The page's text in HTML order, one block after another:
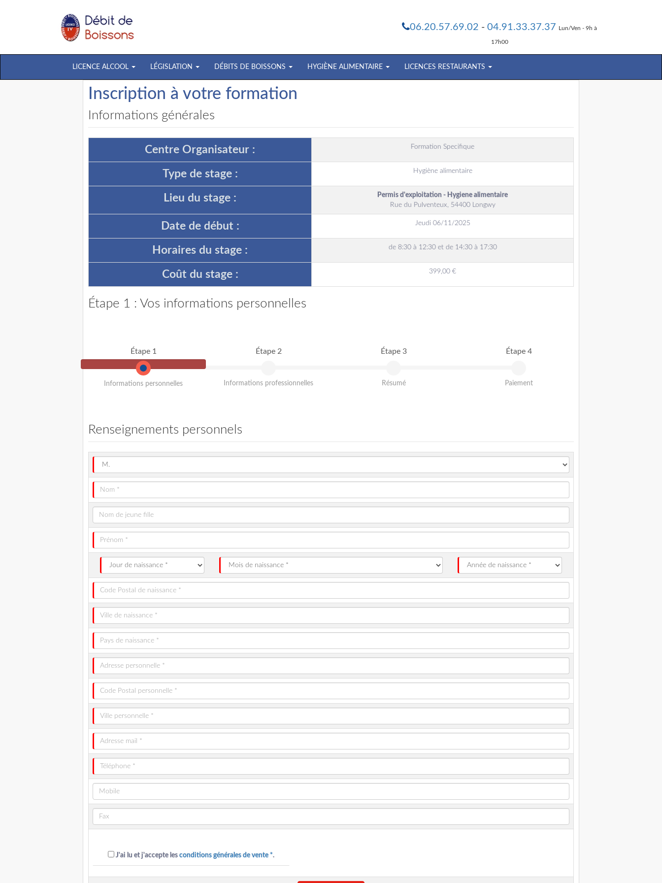
06.20.57.69.02 - 04.91.33.37.37 Lun/Ven - 9h à
17h00
LICENCE ALCOOL LÉGISLATION DÉBITS DE BOISSONS HYGIÈNE ALIMENTAIRE LICENCES RESTAURANTS
Inscription à votre formation
Informations générales
Centre Organisateur : Formation Specifique
Type de stage : Hygiène alimentaire
Lieu du stage :
Permis d'exploitation - Hygiene alimentaire
Rue du Pulventeux, 54400 Longwy
Date de début : Jeudi 06/11/2025
Horaires du stage : de 8:30 à 12:30 et de 14:30 à 17:30
Coût du stage : 399,00 €
Étape 1 : Vos informations personnelles
Étape 1
Informations personnelles
Étape 2
Informations professionnelles
Étape 3
Résumé
Étape 4
Paiement
Renseignements personnels
J'ai lu et j'accepte les conditions générales de vente *.